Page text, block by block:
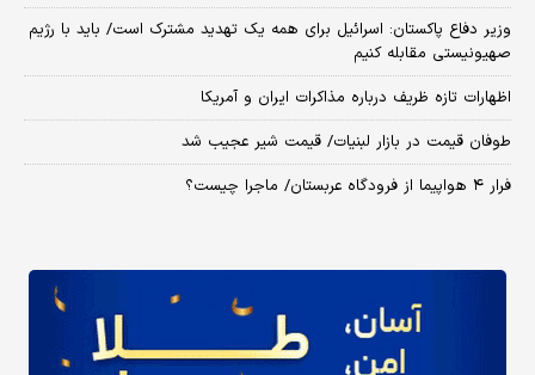
وزیر دفاع پاکستان: اسرائیل برای همه یک تهدید مشترک است/ باید با رژیم
صهیونیستی مقابله کنیم
اظهارات تازه ظریف درباره مذاکرات ایران و آمریکا
طوفان قیمت در بازار لبنیات/ قیمت شیر عجیب شد
فرار ۴ هواپیما از فرودگاه عربستان/ ماجرا چیست؟